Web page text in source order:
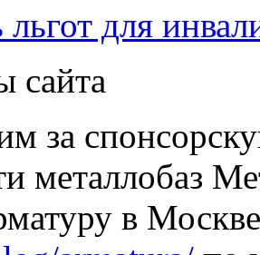
для
сайта
за
металлобаз
в